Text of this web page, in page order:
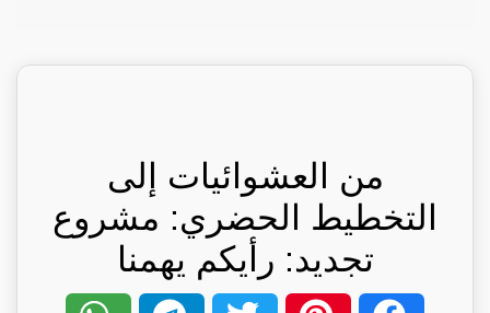
من العشوائيات إلى
التخطيط الحضري: مشروع
تجديد: رأيكم يهمنا